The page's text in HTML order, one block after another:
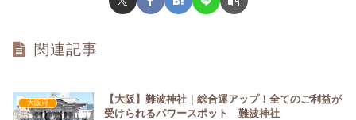
関連記事
大阪府
【大阪】難波神社｜総合運アップ！全てのご利益が
受けられるパワースポット 難波神社